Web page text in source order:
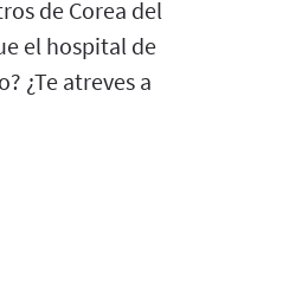
de Corea del
el hospital de
¿Te atreves a